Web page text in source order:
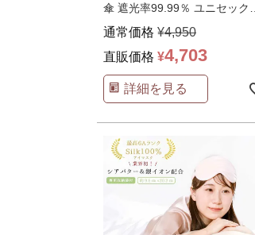
傘 遮光率99.99％ ユニセックス
男女兼用 晴雨 …
通常価格 ¥4,950
直販価格 ¥4,703
詳細を見る